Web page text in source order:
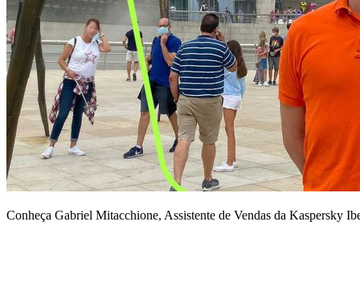
Conheça Gabriel Mitacchione, Assistente de Vendas da Kaspersky